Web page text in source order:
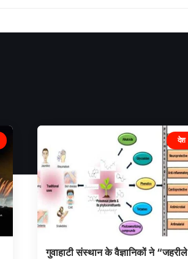
देश
गुवाहाटी संस्थान के वैज्ञानिकों ने “जहरीले